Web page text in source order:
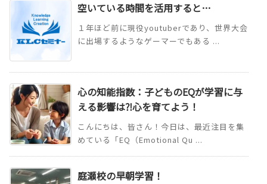
空いている時間を活用すると…
１年ほど前に現役youtuberであり、世界大会
に出場するようなゲーマーでもある ...
心の知能指数：子どものEQが学習に与
える影響は⁈心を育てよう！
こんにちは、皆さん！今日は、最近注目を集
めている「EQ（Emotional Qu ...
庭瀬校の早朝学習！